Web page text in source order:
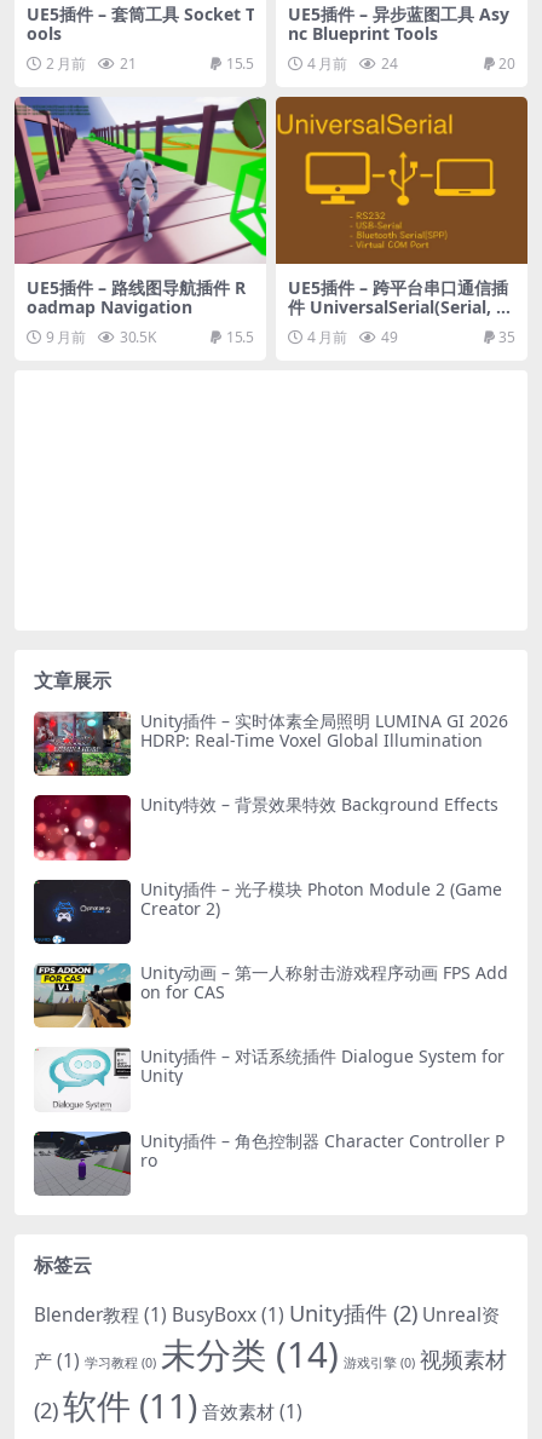
UE5插件 – 套筒工具 Socket T
ools
2 月前 21 15.5
UE5插件 – 异步蓝图工具 Asy
nc Blueprint Tools
4 月前 24 20
UE5插件 – 路线图导航插件 R
oadmap Navigation
9 月前 30.5K 15.5
UE5插件 – 跨平台串口通信插
件 UniversalSerial(Serial, C
OM, RS232, SPP)
4 月前 49 35
文章展示
Unity插件 – 实时体素全局照明 LUMINA GI 2026
HDRP: Real-Time Voxel Global Illumination
Unity特效 – 背景效果特效 Background Effects
Unity插件 – 光子模块 Photon Module 2 (Game
Creator 2)
Unity动画 – 第一人称射击游戏程序动画 FPS Add
on for CAS
Unity插件 – 对话系统插件 Dialogue System for
Unity
Unity插件 – 角色控制器 Character Controller P
ro
标签云
Blender教程 (1) BusyBoxx(1) Unity插件 (2) Unreal资
产(1) 学习教程 (0) 未分类 (14) 游戏引擎 (0) 视频素材
(2)软件 (11)音效素材(1)